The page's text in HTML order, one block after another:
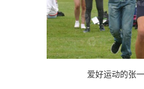
爱好运动的张